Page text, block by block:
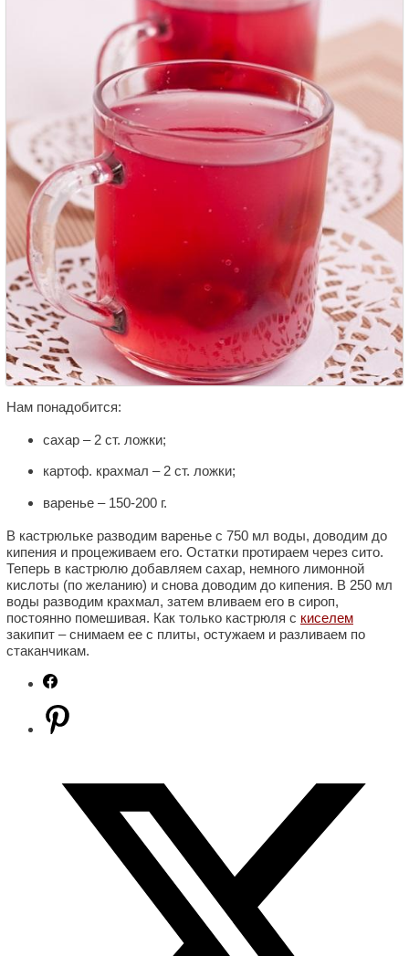
Нам понадобится:
сахар – 2 ст. ложки;
картоф. крахмал – 2 ст. ложки;
варенье – 150-200 г.
В кастрюльке разводим варенье с 750 мл воды, доводим до
кипения и процеживаем его. Остатки протираем через сито.
Теперь в кастрюлю добавляем сахар, немного лимонной
кислоты (по желанию) и снова доводим до кипения. В 250 мл
воды разводим крахмал, затем вливаем его в сироп,
постоянно помешивая. Как только кастрюля с киселем
закипит – снимаем ее с плиты, остужаем и разливаем по
стаканчикам.